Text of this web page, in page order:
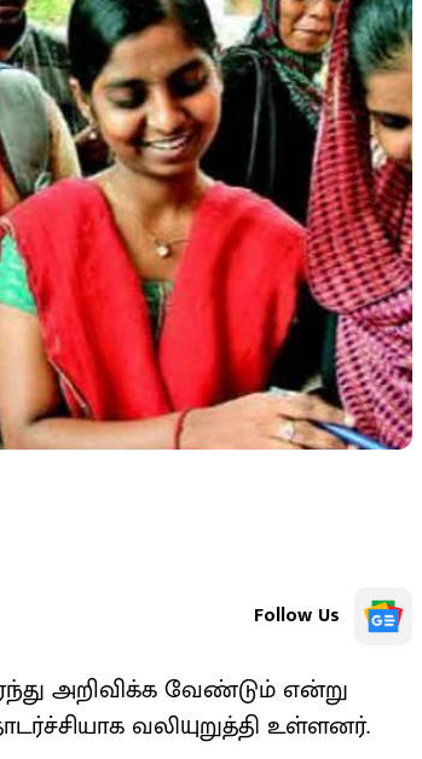
Follow Us
அறிவிக்க வேண்டும் என்று
வலியுறுத்தி உள்ளனர்.